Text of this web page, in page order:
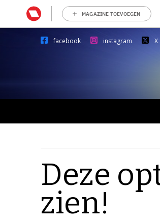
MAGAZINE TOEVOEGEN
facebook instagram X
Deze
zien!